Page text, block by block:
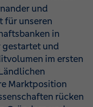
und
für unseren
in
gestartet und
im ersten
Marktposition
rücken